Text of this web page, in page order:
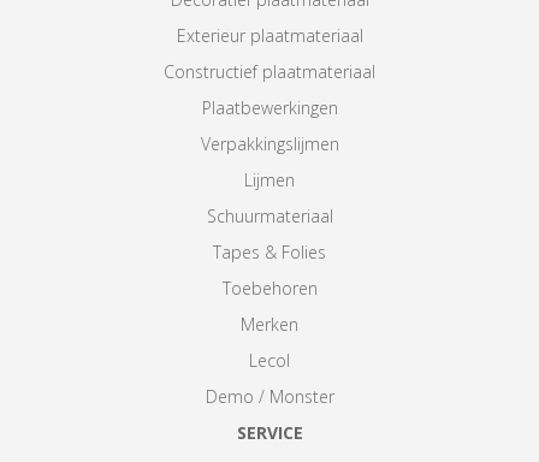
Exterieur plaatmateriaal
Constructief plaatmateriaal
Plaatbewerkingen
Verpakkingslijmen
Lijmen
Schuurmateriaal
Tapes & Folies
Toebehoren
Merken
Lecol
Demo / Monster
SERVICE